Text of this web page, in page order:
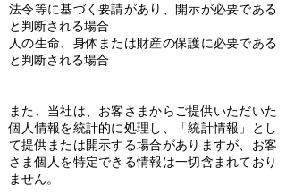
法令等に基づく要請があり、開示が必要である
と判断される場合
人の生命、身体または財産の保護に必要である
と判断される場合
また、当社は、お客さまからご提供いただいた
個人情報を統計的に処理し、「統計情報」とし
て提供または開示する場合がありますが、お客
さま個人を特定できる情報は一切含まれており
ません。